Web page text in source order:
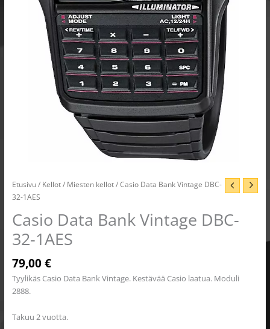
Etusivu/ Kellot/ Miesten kellot/ Casio Data Bank Vintage DBC-
32-1AES
Casio Data Bank Vintage DBC-
32-1AES
79,00€
Tyylikäs Casio Data Bank Vintage. Kestävää Casio laatua. Moduli
2888.
Takuu 2 vuotta.